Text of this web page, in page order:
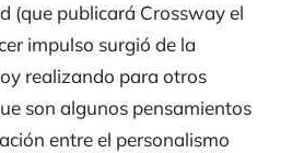
(que publicará Crossway el
impulso surgió de la
realizando para otros
son algunos pensamientos
entre el personalismo